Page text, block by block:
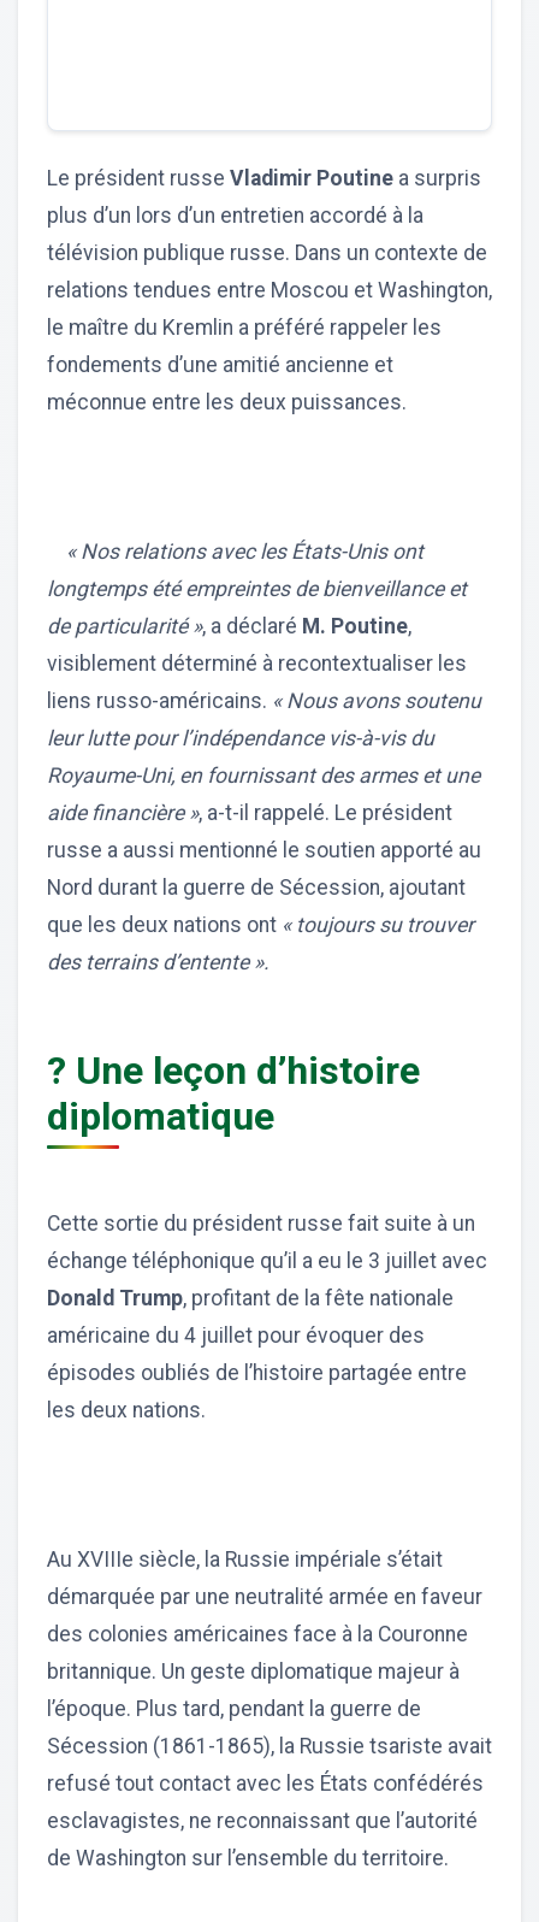
Le président russe Vladimir Poutine a surpris
plus d’un lors d’un entretien accordé à la
télévision publique russe. Dans un contexte de
relations tendues entre Moscou et Washington,
le maître du Kremlin a préféré rappeler les
fondements d’une amitié ancienne et
méconnue entre les deux puissances.
« Nos relations avec les États-Unis ont
longtemps été empreintes de bienveillance et
de particularité », a déclaré M. Poutine,
visiblement déterminé à recontextualiser les
liens russo-américains. « Nous avons soutenu
leur lutte pour l’indépendance vis-à-vis du
Royaume-Uni, en fournissant des armes et une
aide financière », a-t-il rappelé. Le président
russe a aussi mentionné le soutien apporté au
Nord durant la guerre de Sécession, ajoutant
que les deux nations ont « toujours su trouver
des terrains d’entente ».
? Une leçon d’histoire
diplomatique
Cette sortie du président russe fait suite à un
échange téléphonique qu’il a eu le 3 juillet avec
Donald Trump, profitant de la fête nationale
américaine du 4 juillet pour évoquer des
épisodes oubliés de l’histoire partagée entre
les deux nations.
Au XVIIIe siècle, la Russie impériale s’était
démarquée par une neutralité armée en faveur
des colonies américaines face à la Couronne
britannique. Un geste diplomatique majeur à
l’époque. Plus tard, pendant la guerre de
Sécession (1861-1865), la Russie tsariste avait
refusé tout contact avec les États confédérés
esclavagistes, ne reconnaissant que l’autorité
de Washington sur l’ensemble du territoire.